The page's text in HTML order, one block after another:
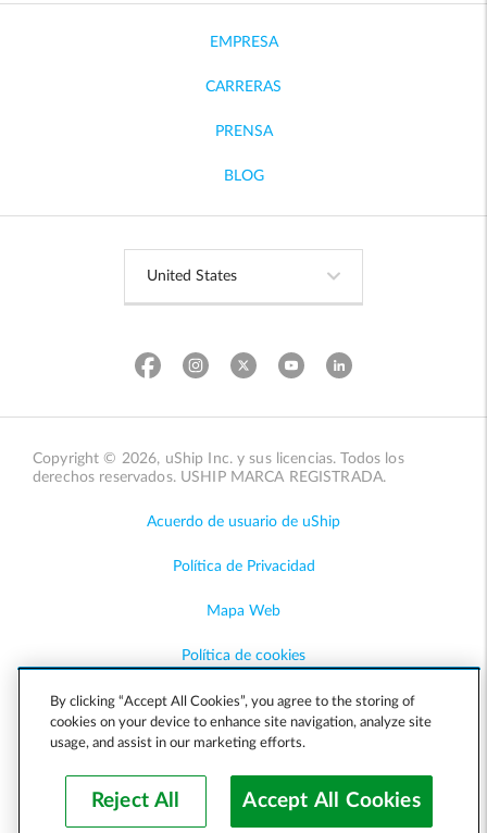
EMPRESA
CARRERAS
PRENSA
BLOG
Copyright © 2026, uShip Inc. y sus licencias. Todos los
derechos reservados. USHIP MARCA REGISTRADA.
Acuerdo de usuario de uShip
Política de Privacidad
Mapa Web
Política de cookies
Accesibilidad
Ayuda
By clicking “Accept All Cookies”, you agree to the storing of
cookies on your device to enhance site navigation, analyze site
usage, and assist in our marketing efforts.
Reject All Accept All Cookies